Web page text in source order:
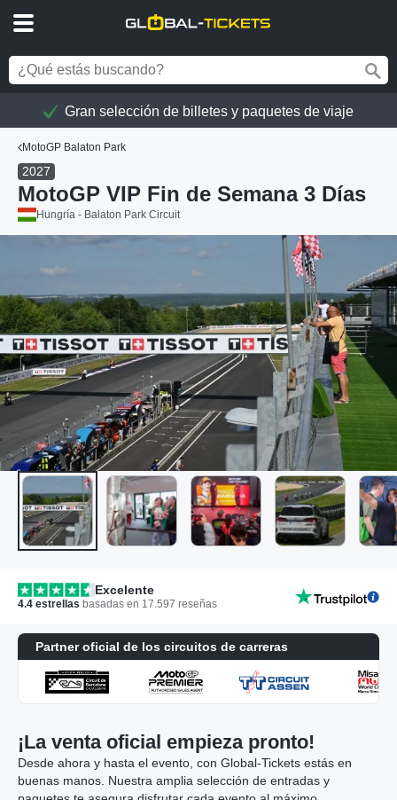
Gran selección de billetes y paquetes de viaje
MotoGP Balaton Park
2027
MotoGP VIP Fin de Semana 3 Días
Hungría - Balaton Park Circuit
Excelente
4.4 estrellas basadas en 17.597 reseñas
Partner oficial de los circuitos de carreras
¡La venta oficial empieza pronto!
Desde ahora y hasta el evento, con Global-Tickets estás en
buenas manos. Nuestra amplia selección de entradas y